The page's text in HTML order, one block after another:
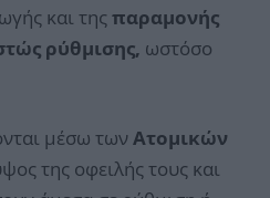
και της παραμονής
ρύθμισης, ωστόσο
μέσω τωνΑτομικών
της οφειλής τους και